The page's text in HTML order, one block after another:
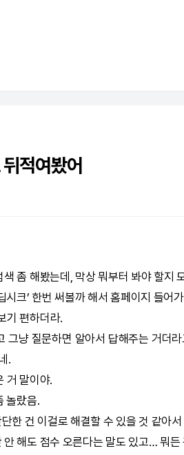
적여봤어
좀 해봤는데, 막상 뭐부터 봐야 할지
시크’ 한번 써볼까 해서 홈페이지 들어
기 편하더라.
그냥 질문하면 알아서 답해주는 거더
.
거 말이야.
놀랐음.
한 건 이걸로 해결할 수 있을 것 같아
해도 점수 오른다는 말도 있고… 뭐든